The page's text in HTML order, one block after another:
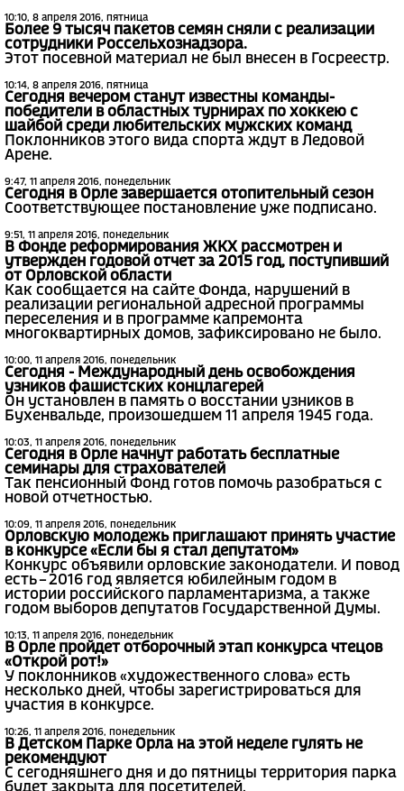
10:10, 8 апреля 2016, пятница
Более 9 тысяч пакетов семян сняли с реализации
сотрудники Россельхознадзора.
Этот посевной материал не был внесен в Госреестр.
10:14, 8 апреля 2016, пятница
Сегодня вечером станут известны команды-
победители в областных турнирах по хоккею с
шайбой среди любительских мужских команд
Поклонников этого вида спорта ждут в Ледовой
Арене.
9:47, 11 апреля 2016, понедельник
Сегодня в Орле завершается отопительный сезон
Соответствующее постановление уже подписано.
9:51, 11 апреля 2016, понедельник
В Фонде реформирования ЖКХ рассмотрен и
утвержден годовой отчет за 2015 год, поступивший
от Орловской области
Как сообщается на сайте Фонда, нарушений в
реализации региональной адресной программы
переселения и в программе капремонта
многоквартирных домов, зафиксировано не было.
10:00, 11 апреля 2016, понедельник
Сегодня - Международный день освобождения
узников фашистских концлагерей
Он установлен в память о восстании узников в
Бухенвальде, произошедшем 11 апреля 1945 года.
10:03, 11 апреля 2016, понедельник
Сегодня в Орле начнут работать бесплатные
семинары для страхователей
Так пенсионный Фонд готов помочь разобраться с
новой отчетностью.
10:09, 11 апреля 2016, понедельник
Орловскую молодежь приглашают принять участие
в конкурсе «Если бы я стал депутатом»
Конкурс объявили орловские законодатели. И повод
есть – 2016 год является юбилейным годом в
истории российского парламентаризма, а также
годом выборов депутатов Государственной Думы.
10:13, 11 апреля 2016, понедельник
В Орле пройдет отборочный этап конкурса чтецов
«Открой рот!»
У поклонников «художественного слова» есть
несколько дней, чтобы зарегистрироваться для
участия в конкурсе.
10:26, 11 апреля 2016, понедельник
В Детском Парке Орла на этой неделе гулять не
рекомендуют
С сегодняшнего дня и до пятницы территория парка
будет закрыта для посетителей.